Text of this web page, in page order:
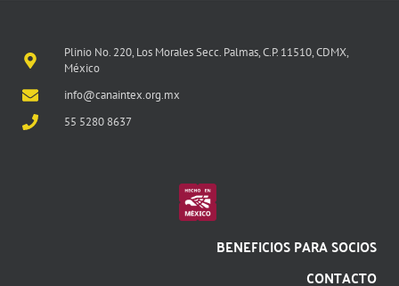
Plinio No. 220, Los Morales Secc. Palmas, C.P. 11510, CDMX,
México
info@canaintex.org.mx
55 5280 8637
BENEFICIOS PARA SOCIOS
CONTACTO